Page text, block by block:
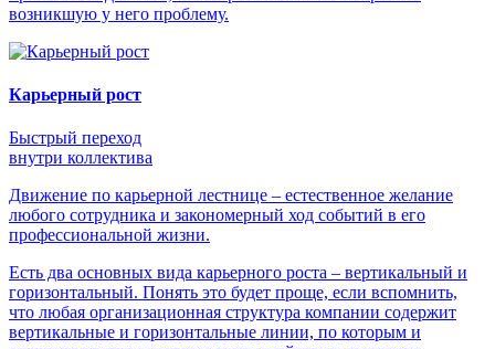
возникшую у него проблему.
Карьерный рост
Быстрый переход
внутри коллектива
Движение по карьерной лестнице – естественное желание
любого сотрудника и закономерный ход событий в его
профессиональной жизни.
Есть два основных вида карьерного роста – вертикальный и
горизонтальный. Понять это будет проще, если вспомнить,
что любая организационная структура компании содержит
вертикальные и горизонтальные линии, по которым и